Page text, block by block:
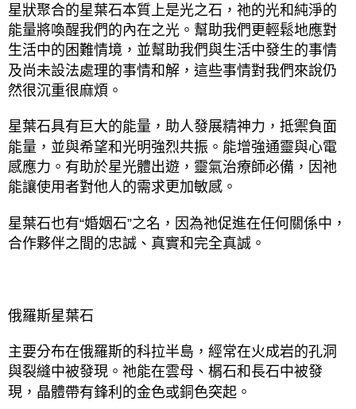
星狀聚合的星葉石本質上是光之石，祂的光和純淨的
能量將喚醒我們的內在之光。幫助我們更輕鬆地應對
生活中的困難情境，並幫助我們與生活中發生的事情
及尚未設法處理的事情和解，這些事情對我們來說仍
然很沉重很麻煩。
星葉石具有巨大的能量，助人發展精神力，抵禦負面
能量，並與希望和光明強烈共振。能增強通靈與心電
感應力。有助於星光體出遊，靈氣治療師必備，因祂
能讓使用者對他人的需求更加敏感。
星葉石也有“婚姻石”之名，因為祂促進在任何關係中，
合作夥伴之間的忠誠、真實和完全真誠。
俄羅斯星葉石
主要分布在俄羅斯的科拉半島，經常在火成岩的孔洞
與裂縫中被發現。祂能在雲母、榍石和長石中被發
現，晶體帶有鋒利的金色或銅色突起。